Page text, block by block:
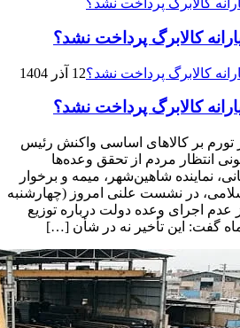
کالابرگ پرداخت نشد؟
12 آذر 1404
کالابرگ پرداخت نشد؟
بر کالاهای اساسی واکنش رئیس
انتظار مردم از تحقق وعده‌ها
نماینده شاهین‌شهر، میمه و برخوار
در نشست علنی امروز (چهارشنبه
از عدم اجرای وعده دولت درباره توزیع
گفت: این تأخیر نه در شأن […]